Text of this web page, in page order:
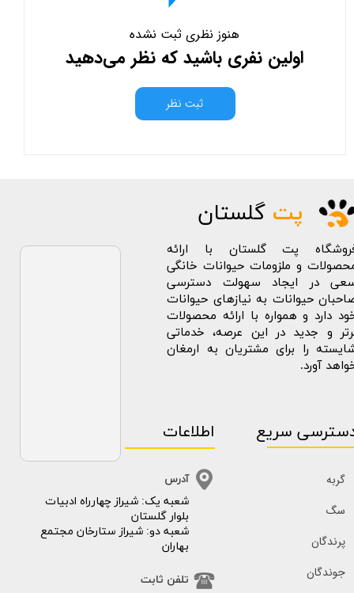
هنوز نظری ثبت نشده
اولین نفری باشید که نظر می‌دهید
ثبت نظر
پت گلستان
پت گلستان با ارائه
و ملزومات حیوانات خانگی
در ایجاد سهولت دسترسی
حیوانات به نیازهای حیوانات
دارد و همواره با ارائه محصولات
و جدید در این عرصه، خدماتی
را برای مشتریان به ارمغان
آورد.
سریع
گربه
سگ
پرندگان
جوندگان
​​شعبه یک: شیراز چهارراه ادبیات
بلوار گلستان
شعبه دو: شیراز ستارخان مجتمع
بهاران
اطلاعات
آدرس
تلفن ثابت